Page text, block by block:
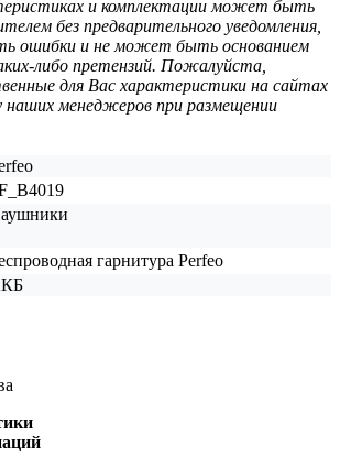
и комплектации может быть
без предварительного уведомления,
ошибки и не может быть основанием
либо претензий. Пожалуйста,
для Вас характеристики на сайтах
наших менеджеров при размещении
гарнитура Perfeo